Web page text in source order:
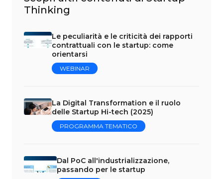
Thinking
Le peculiarità e le criticità dei rapporti
contrattuali con le startup: come
orientarsi
WEBINAR
La Digital Transformation e il ruolo
delle Startup Hi-tech (2025)
PROGRAMMA TEMATICO
Dal PoC all'industrializzazione,
passando per le startup